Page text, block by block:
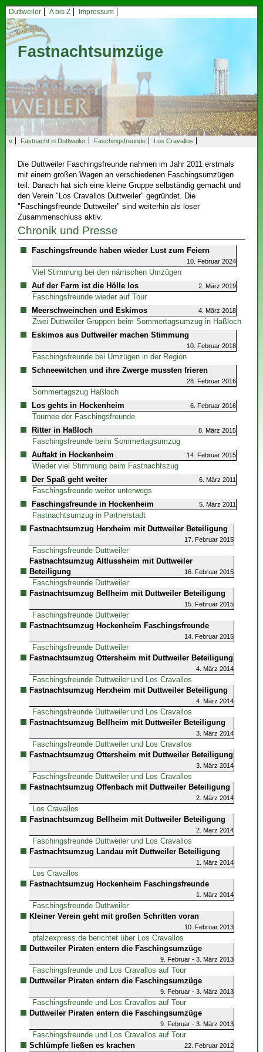
Duttweiler A bis Z Impressum
Fastnachtsumzüge
« Fastnacht in Duttweiler Faschingsfreunde Los Cravallos
Die Duttweiler Faschingsfreunde nahmen im Jahr 2011 erstmals
mit einem großen Wagen an verschiedenen Faschingsumzügen
teil. Danach hat sich eine kleine Gruppe selbständig gemacht und
den Verein "Los Cravallos Duttweiler" gegründet. Die
"Faschingsfreunde Duttweiler" sind weiterhin als loser
Zusammenschluss aktiv.
Chronik und Presse
Faschingsfreunde haben wieder Lust zum Feiern
10. Februar 2024
Viel Stimmung bei den närrischen Umzügen
Auf der Farm ist die Hölle los
2. März 2019
Faschingsfreunde wieder auf Tour
Meerschweinchen und Eskimos
4. März 2018
Zwei Duttweiler Gruppen beim Sommertagsumzug in Haßloch
Eskimos aus Duttweiler machen Stimmung
10. Februar 2018
Faschingsfreunde bei Umzügen in der Region
Schneewitchen und ihre Zwerge mussten frieren
28. Februar 2016
Sommertagszug Haßloch
Los gehts in Hockenheim
6. Februar 2016
Tournee der Faschingsfreunde
Ritter in Haßloch
8. März 2015
Faschingsfreunde beim Sommertagsumzug
Auftakt in Hockenheim
14. Februar 2015
Wieder viel Stimmung beim Fastnachtszug
Der Spaß geht weiter
6. März 2011
Faschingsfreunde weiter unterwegs
Faschingsfreunde in Hockenheim
5. März 2011
Fastnachtsumzug in Partnerstadt
Fastnachtsumzug Herxheim mit Duttweiler Beteiligung
17. Februar 2015
Faschingsfreunde Duttweiler
Fastnachtsumzug Altlussheim mit Duttweiler
Beteiligung
16. Februar 2015
Faschingsfreunde Duttweiler
Fastnachtsumzug Bellheim mit Duttweiler Beteiligung
15. Februar 2015
Faschingsfreunde Duttweiler
Fastnachtsumzug Hockenheim Faschingsfreunde
14. Februar 2015
Faschingsfreunde Duttweiler
Fastnachtsumzug Ottersheim mit Duttweiler Beteiligung
4. März 2014
Faschingsfreunde Duttweiler und Los Cravallos
Fastnachtsumzug Herxheim mit Duttweiler Beteiligung
4. März 2014
Faschingsfreunde Duttweiler und Los Cravallos
Fastnachtsumzug Bellheim mit Duttweiler Beteiligung
3. März 2014
Faschingsfreunde Duttweiler und Los Cravallos
Fastnachtsumzug Ottersheim mit Duttweiler Beteiligung
3. März 2014
Faschingsfreunde Duttweiler und Los Cravallos
Fastnachtsumzug Offenbach mit Duttweiler Beteiligung
2. März 2014
Los Cravallos
Fastnachtsumzug Bellheim mit Duttweiler Beteiligung
2. März 2014
Faschingsfreunde Duttweiler und Los Cravallos
Fastnachtsumzug Landau mit Duttweiler Beteiligung
1. März 2014
Los Cravallos
Fastnachtsumzug Hockenheim Faschingsfreunde
1. März 2014
Faschingsfreunde Duttweiler
Kleiner Verein geht mit großen Schritten voran
10. Februar 2013
pfalzexpress.de berichtet über Los Cravallos
Duttweiler Piraten entern die Faschingsumzüge
9. Februar - 3. März 2013
Faschingsfreunde und Los Cravallos auf Tour
Duttweiler Piraten entern die Faschingsumzüge
9. Februar - 3. März 2013
Faschingsfreunde und Los Cravallos auf Tour
Duttweiler Piraten entern die Faschingsumzüge
9. Februar - 3. März 2013
Faschingsfreunde und Los Cravallos auf Tour
Schlümpfe ließen es krachen
22. Februar 2012